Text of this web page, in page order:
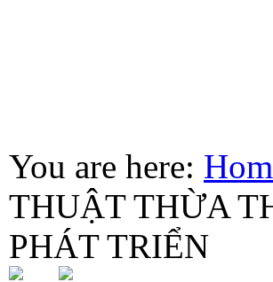
You are here:
THUẬT THỪA
PHÁT TRIỂN